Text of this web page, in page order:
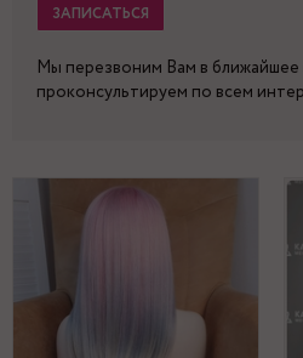
ЗАПИСАТЬСЯ
Мы перезвоним Вам в ближайшее
проконсультируем по всем